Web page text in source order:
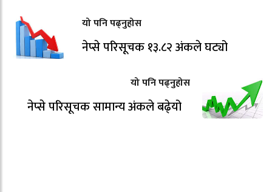
यो पनि पढ्नुहोस
नेप्से परिसूचक १३.८२ अंकले घट्यो
यो पनि पढ्नुहोस
नेप्से परिसूचक सामान्य अंकले बढे्यो